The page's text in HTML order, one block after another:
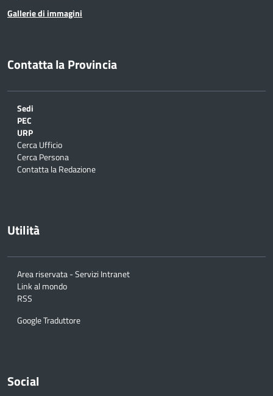
Gallerie di immagini
Contatta la Provincia
Sedi
PEC
URP
Cerca Ufficio
Cerca Persona
Contatta la Redazione
Utilità
Area riservata - Servizi Intranet
Link al mondo
RSS
Google Traduttore
Social